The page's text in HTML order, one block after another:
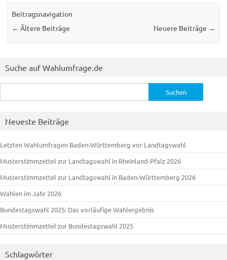
Beitragsnavigation
← Ältere Beiträge Neuere Beiträge →
Suche auf Wahlumfrage.de
nach:
Neueste Beiträge
Letzten Wahlumfragen Baden-Württemberg vor Landtagswahl
Musterstimmzettel zur Landtagswahl in Rheinland-Pfalz 2026
Musterstimmzettel zur Landtagswahl in Baden-Württemberg 2026
Wahlen im Jahr 2026
Bundestagswahl 2025: Das vorläufige Wahlergebnis
Musterstimmzettel zur Bundestagswahl 2025
Schlagwörter